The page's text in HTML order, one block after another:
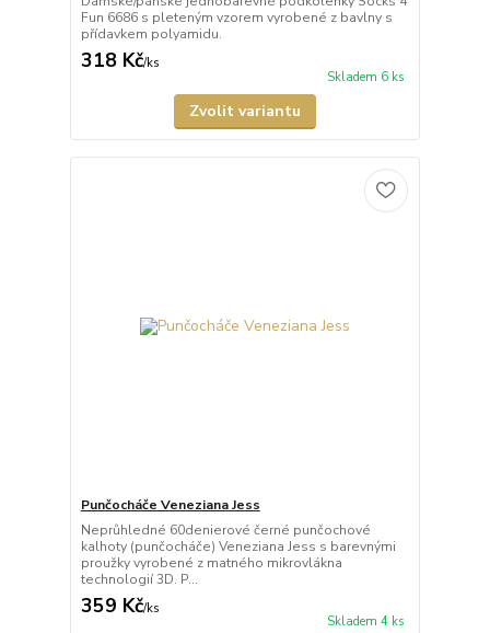
Fun 6686 s pleteným vzorem vyrobené z bavlny s
přídavkem polyamidu.
318 Kč/ks
Skladem 6 ks
Zvolit variantu
Punčocháče Veneziana Jess
Neprůhledné 60denierové černé punčochové
kalhoty (punčocháče) Veneziana Jess s barevnými
proužky vyrobené z matného mikrovlákna
technologií 3D. P...
359 Kč/ks
Skladem 4 ks